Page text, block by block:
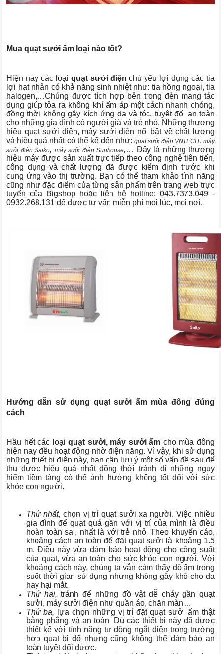
Mua quạt sưởi ấm loại nào tốt?
Hiện nay các loại quạt sưởi điện chủ yếu lợi dụng các tia
lợi hạt nhân có khả năng sinh nhiệt như: tia hồng ngoại, tia
halogen,…Chúng được tích hợp bên trong đèn mang tác
dụng giúp tỏa ra không khí ấm áp một cách nhanh chóng,
đồng thời không gây kích ứng da và tóc, tuyệt đối an toàn
cho những gia đình có người già và trẻ nhỏ. Những thương
hiệu quạt sưởi điện, máy sưởi điện nổi bật về chất lượng
và hiệu quả nhất có thể kể đến như: quạt sưởi điện VNTECH,máy
sưởi điện Saiko, máy sưởi điện Sunhouse,… Đây là những thương
hiệu máy được sản xuất trực tiếp theo công nghệ tiên tiến,
công dụng và chất lượng đã được kiểm định trước khi
cung ứng vào thị trường. Bạn có thể tham khảo tính năng
cũng như đặc điểm của từng sản phẩm trên trang web trực
tuyến của Bigshop hoặc liên hệ hotline: 043.7373.049 -
0932.268.131 để được tư vấn miễn phí mọi lúc, mọi nơi.
Hướng dẫn sử dụng quạt sưởi ấm mùa đông đúng
cách
Hầu hết các loạiquạt sưởi, máy sưởi ấm cho mùa đông
hiện nay đều hoạt động nhờ điện năng. Vì vậy, khi sử dụng
những thiết bị điện này, bạn cần lưu ý một số vấn đề sau để
thu được hiệu quả nhất đồng thời tránh đi những nguy
hiểm tiềm tàng có thể ảnh hưởng không tốt đối với sức
khỏe con người.
Thứ nhất, chọn vị trí quạt sưởi xa người. Việc nhiều
gia đình để quạt quá gần với vị trí của mình là điều
hoàn toàn sai, nhất là với trẻ nhỏ. Theo khuyến cáo,
khoảng cách an toàn để đặt quạt sưởi là khoảng 1.5
m. Điều này vừa đảm bảo hoạt động cho công suất
của quạt, vừa an toàn cho sức khỏe con người. Với
khoảng cách này, chúng ta vẫn cảm thấy độ ấm trong
suốt thời gian sử dụng nhưng không gây khô cho da
hay hại mắt.
Thứ hai, tránh để những đồ vật dễ cháy gần quạt
sưởi, máy sưởi điện như quần áo, chăn màn,...
Thứ ba, lựa chọn những vị trí đặt quạt sưởi ấm thật
bằng phẳng và an toàn. Dù các thiết bị này đã được
thiết kế với tính năng tự động ngắt điện trong trường
hợp quạt bị đổ nhưng cũng không thể đảm bảo an
toàn tuyệt đối được.